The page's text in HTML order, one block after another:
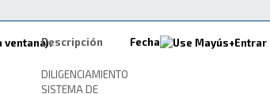
Descripción Fecha
DILIGENCIAMIENTO
SISTEMA DE